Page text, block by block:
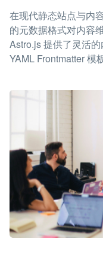
在现代静态站点与内
的元数据格式对内容
Astro.js 提供了灵活
YAML Frontmatter 模